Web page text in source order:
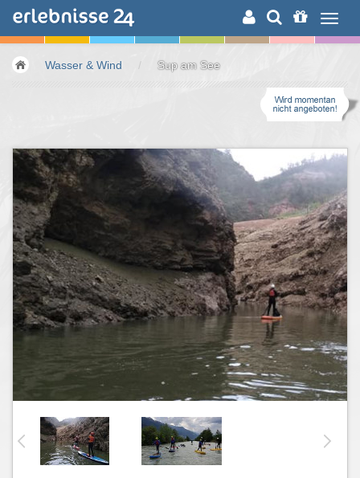
ERLEBNISSUCHE
Wasser & Wind / Sup am See